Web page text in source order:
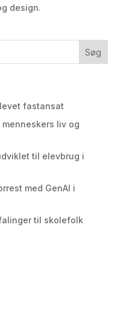
design.
fastansat
liv og
til elevbrug i
med GenAI i
til skolefolk